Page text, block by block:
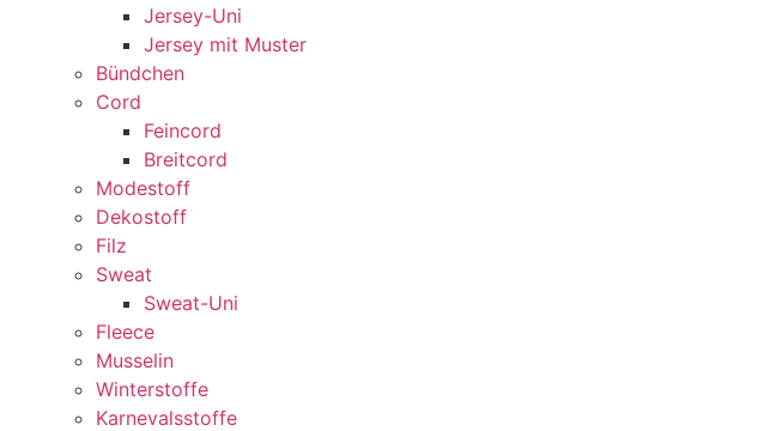
Jersey-Uni
Jersey mit Muster
Bündchen
Cord
Feincord
Breitcord
Modestoff
Dekostoff
Filz
Sweat
Sweat-Uni
Fleece
Musselin
Winterstoffe
Karnevalsstoffe